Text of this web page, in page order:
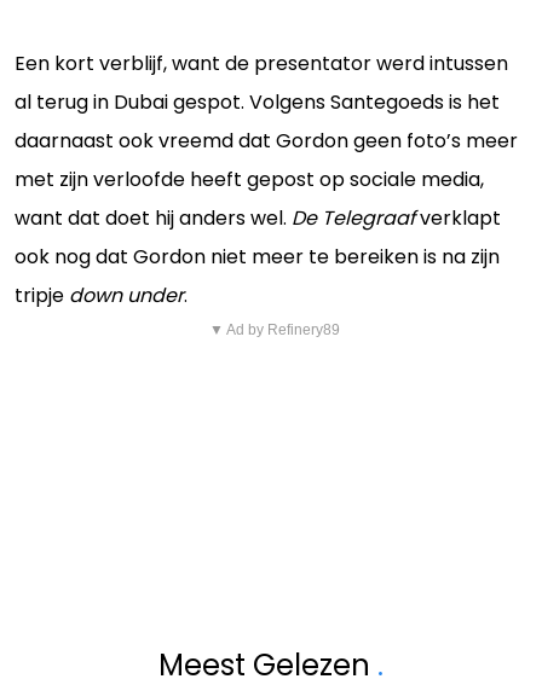
Een kort verblijf, want de presentator werd intussen
al terug in Dubai gespot. Volgens Santegoeds is het
daarnaast ook vreemd dat Gordon geen foto’s meer
met zijn verloofde heeft gepost op sociale media,
want dat doet hij anders wel. De Telegraafverklapt
ook nog dat Gordon niet meer te bereiken is na zijn
tripje down under.
▼ Ad by Refinery89
Meest Gelezen .